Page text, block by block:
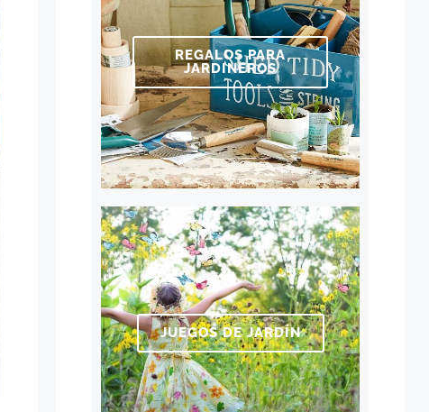
REGALOS PARA
JARDINEROS
JUEGOS DE JARDÍN